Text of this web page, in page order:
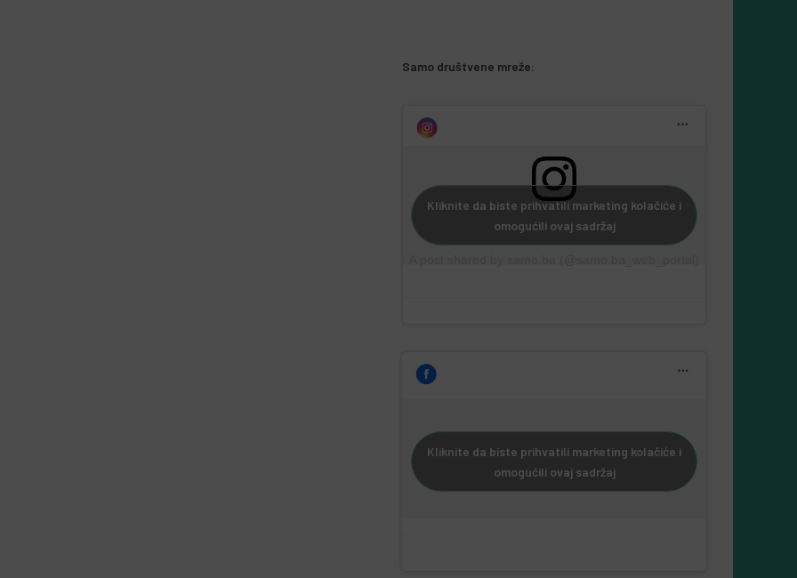
Samo društvene mreže:
Kliknite da biste prihvatili marketing kolačiće i
omogućili ovaj sadržaj
Kliknite da biste prihvatili marketing kolačiće i
omogućili ovaj sadržaj